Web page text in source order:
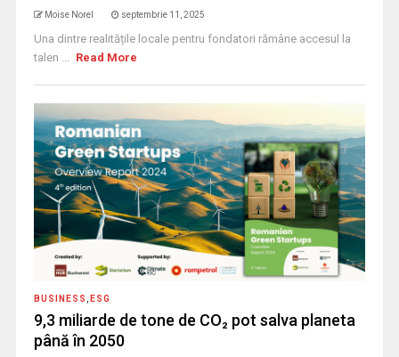
Moise Norel septembrie 11, 2025
Una dintre realitățile locale pentru fondatori rămâne accesul la
talen ... Read More
BUSINESS ESG
9,3 miliarde de tone de CO₂ pot salva planeta
până în 2050